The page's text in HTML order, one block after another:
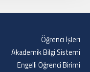
Öğrenci İşleri
Akademik Bilgi Sistemi
Engelli Öğrenci Birimi